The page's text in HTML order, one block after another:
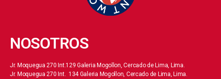
NOSOTROS
Jr. Moquegua 270 Int.129 Galeria Mogollon, Cercado de Lima, Lima.
Jr. Moquegua 270 Int. 134 Galeria Mogollon, Cercado de Lima, Lima.